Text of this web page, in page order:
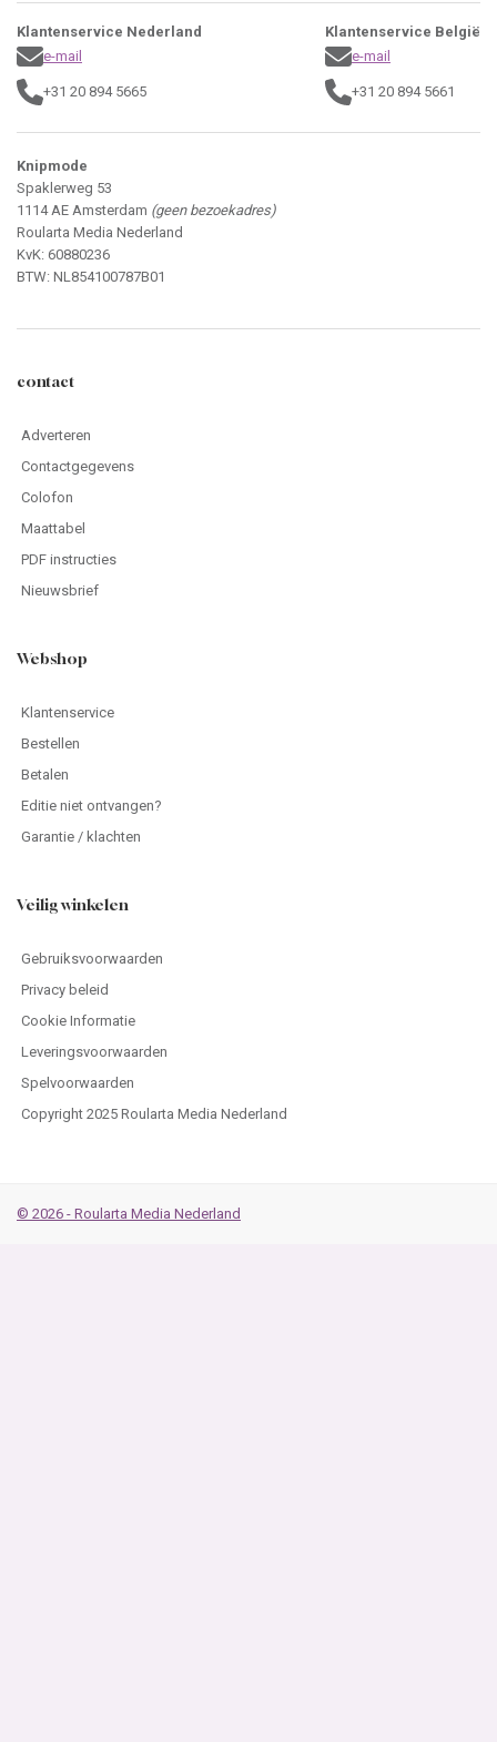
Klantenservice Nederland
e-mail
+31 20 894 5665
Klantenservice België
e-mail
+31 20 894 5661
Knipmode
Spaklerweg 53
1114 AE Amsterdam (geen bezoekadres)
Roularta Media Nederland
KvK: 60880236
BTW: NL854100787B01
contact
Adverteren
Contactgegevens
Colofon
Maattabel
PDF instructies
Nieuwsbrief
Webshop
Klantenservice
Bestellen
Betalen
Editie niet ontvangen?
Garantie / klachten
Veilig winkelen
Gebruiksvoorwaarden
Privacy beleid
Cookie Informatie
Leveringsvoorwaarden
Spelvoorwaarden
Copyright 2025 Roularta Media Nederland
© 2026 - Roularta Media Nederland